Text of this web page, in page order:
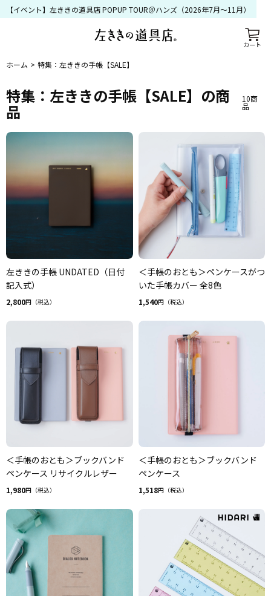
カート
【イベント】左ききの道具店 POPUP TOUR＠ハンズ（2026年7月〜11月）
ホーム 特集：左ききの手帳【SALE】
特集：左ききの手帳【SALE】 の商
品
10商
品
左ききの手帳 UNDATED（日付
記入式）
2,800円（税込）
＜手帳のおとも＞ペンケースがつ
いた手帳カバー 全8色
1,540円（税込）
＜手帳のおとも＞ブックバンド
ペンケース リサイクルレザー
1,980円（税込）
＜手帳のおとも＞ブックバンド
ペンケース
1,518円（税込）